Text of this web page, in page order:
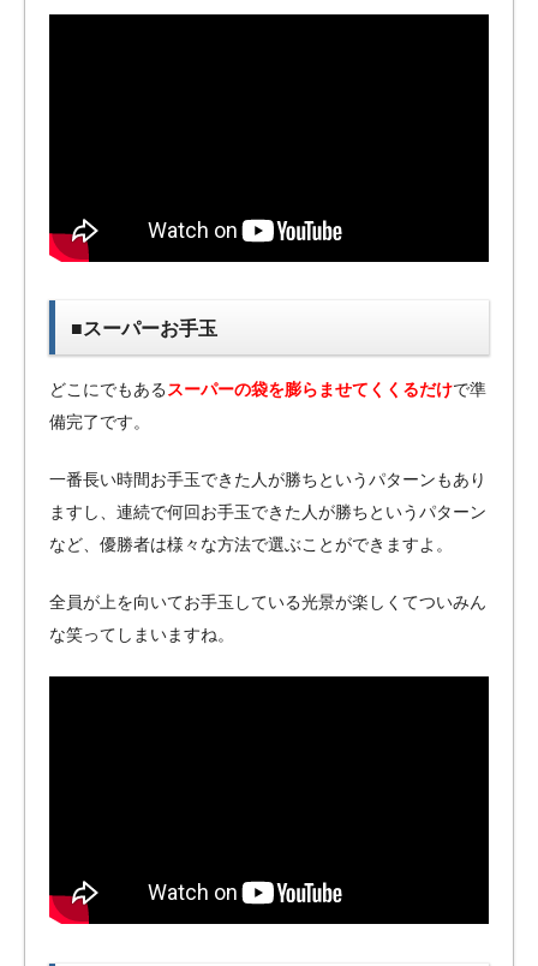
■スーパーお手玉
どこにでもあるスーパーの袋を膨らませてくくるだけで準
備完了です。
一番長い時間お手玉できた人が勝ちというパターンもあり
ますし、連続で何回お手玉できた人が勝ちというパターン
など、優勝者は様々な方法で選ぶことができますよ。
全員が上を向いてお手玉している光景が楽しくてついみん
な笑ってしまいますね。